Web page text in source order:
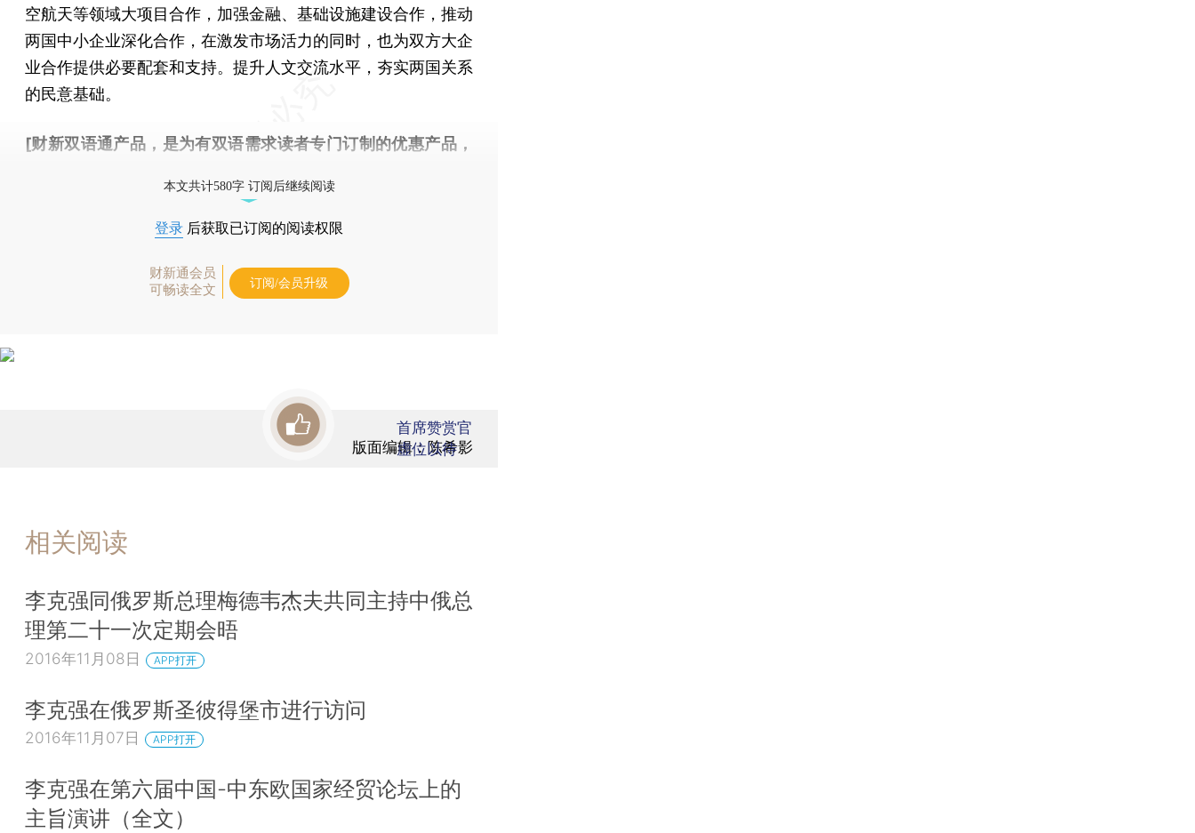
空航天等领域大项目合作，加强金融、基础设施建设合作，推动
两国中小企业深化合作，在激发市场活力的同时，也为双方大企
业合作提供必要配套和支持。提升人文交流水平，夯实两国关系
的民意基础。
[财新双语通产品，是为有双语需求读者专门订制的优惠产品，
本文共计580字 订阅后继续阅读
登录 后获取已订阅的阅读权限
财新通会员
可畅读全文
订阅/会员升级
版面编辑：陈希影
首席赞赏官
虚位以待
相关阅读
李克强同俄罗斯总理梅德韦杰夫共同主持中俄总
理第二十一次定期会晤
2016年11月08日 APP打开
李克强在俄罗斯圣彼得堡市进行访问
2016年11月07日 APP打开
李克强在第六届中国-中东欧国家经贸论坛上的
主旨演讲（全文）